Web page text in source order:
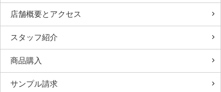
店舗概要とアクセス
スタッフ紹介
商品購入
サンプル請求